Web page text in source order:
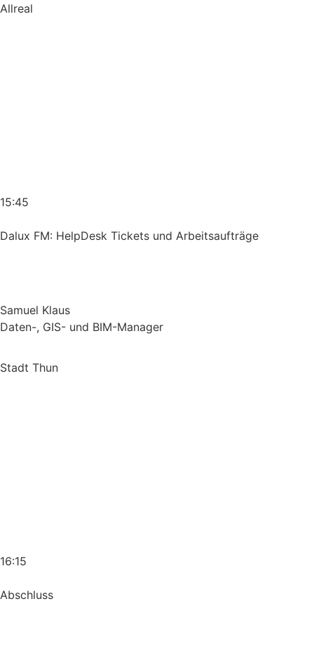
Allreal
15:45
Dalux FM: HelpDesk Tickets und Arbeitsaufträge
Samuel Klaus
Daten-, GIS- und BIM-Manager
Stadt Thun
16:15
Abschluss